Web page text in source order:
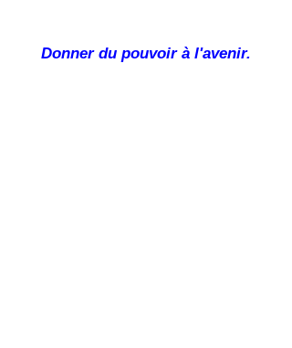
Donner du pouvoir à l'avenir.